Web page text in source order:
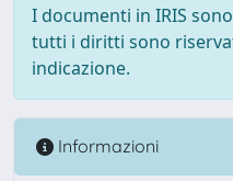
I documenti in IRIS
tutti i diritti sono
indicazione.
Informazioni